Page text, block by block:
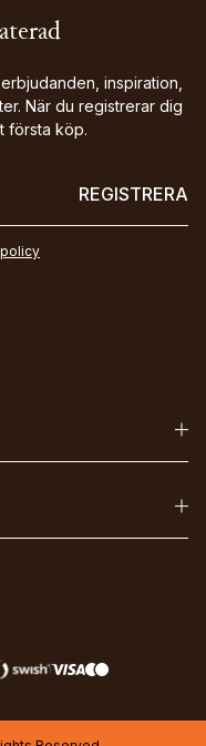
inspiration,
När du registrerar dig
första köp.
REGISTRERA